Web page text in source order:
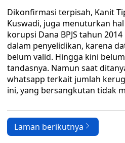
Dikonfirmasi terpisah, Kanit
Kuswadi, juga menuturkan
korupsi Dana BPJS tahun
dalam penyelidikan, karena
belum valid. Hingga kini
tandasnya. Namun saat
whatsapp terkait jumlah
ini, yang bersangkutan tidak
Laman berikutnya